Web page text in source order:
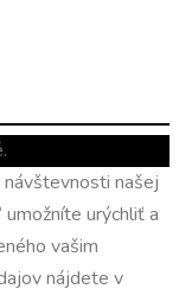
návštevnosti našej
urýchliť a
vašim
nájdete v